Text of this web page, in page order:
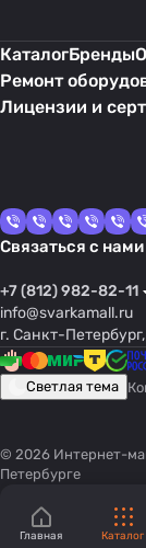
КаталогБренды
Ремонт
Лицензии и
Связаться с нами
+7 (812) 982-82-11
info@svarkamall.ru
г. Санкт-
Светлая тема
© 2026 Интернет-
Петербурге
Главная Каталог